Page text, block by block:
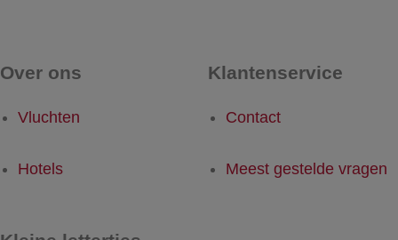
Over ons
Vluchten
Hotels
Klantenservice
Contact
Meest gestelde vragen